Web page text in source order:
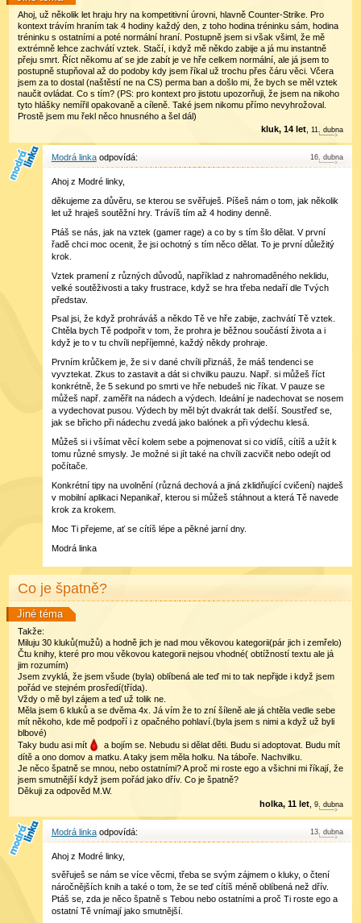
Ahoj, už několik let hraju hry na kompetitivní úrovni, hlavně Counter-Strike. Pro
kontext trávím hraním tak 4 hodiny každý den, z toho hodina tréninku sám, hodina
tréninku s ostatními a poté normální hraní. Postupně jsem si však všiml, že mě
extrémně lehce zachvátí vztek. Stačí, i když mě někdo zabije a já mu instantně
přeju smrt. Říct někomu ať se jde zabít je ve hře celkem normální, ale já jsem to
postupně stupňoval až do podoby kdy jsem říkal už trochu přes čáru věci. Včera
jsem za to dostal (naštěstí ne na CS) perma ban a došlo mi, že bych se měl vztek
naučit ovládat. Co s tím? (PS: pro kontext pro jistotu upozorňuji, že jsem na nikoho
tyto hlášky nemířil opakovaně a cíleně. Také jsem nikomu přímo nevyhrožoval.
Prostě jsem mu řekl něco hnusného a šel dál)
kluk, 14 let ,11. dubna
Modrá linka 16 dubna
Ahoj z Modré linky,
děkujeme za důvěru, se kterou se svěřuješ. Píšeš nám o tom, jak několik
let už hraješ soutěžní hry. Trávíš tím až 4 hodiny denně.
Ptáš se nás, jak na vztek (gamer rage) a co by s tím šlo dělat. V první
řadě chci moc ocenit, že jsi ochotný s tím něco dělat. To je první důležitý
krok.
Vztek pramení z různých důvodů, například z nahromaděného neklidu,
velké soutěživosti a taky frustrace, když se hra třeba nedaří dle Tvých
představ.
Psal jsi, že když prohráváš a někdo Tě ve hře zabije, zachvátí Tě vztek.
Chtěla bych Tě podpořit v tom, že prohra je běžnou součástí života a i
když je to v tu chvíli nepříjemné, každý někdy prohraje.
Prvním krůčkem je, že si v dané chvíli přiznáš, že máš tendenci se
vyvztekat. Zkus to zastavit a dát si chvilku pauzu. Např. si můžeš říct
konkrétně, že 5 sekund po smrti ve hře nebudeš nic říkat. V pauze se
můžeš např. zaměřit na nádech a výdech. Ideální je nadechovat se nosem
a vydechovat pusou. Výdech by měl být dvakrát tak delší. Soustřeď se,
jak se břicho při nádechu zvedá jako balónek a při výdechu klesá.
Můžeš si i všímat věcí kolem sebe a pojmenovat si co vidíš, cítíš a užít k
tomu různé smysly. Je možné si jít také na chvíli zacvičit nebo odejít od
počítače.
Konkrétní tipy na uvolnění (různá dechová a jiná zklidňující cvičení) najdeš
v mobilní aplikaci Nepanikař, kterou si můžeš stáhnout a která Tě navede
krok za krokem.
Moc Ti přejeme, ať se cítíš lépe a pěkné jarní dny.
Modrá linka
Co je špatně?
Jiné téma
Takže:
Miluju 30 kluků(mužů) a hodně jich je nad mou věkovou kategorii(pár jich i zemřelo)
Čtu knihy, které pro mou věkovou kategorii nejsou vhodné( obtížností textu ale já
jim rozumím)
Jsem zvyklá, že jsem všude (byla) oblíbená ale teď mi to tak nepřijde i když jsem
pořád ve stejném prosředí(třída).
Vždy o mě byl zájem a teď už tolik ne.
Měla jsem 6 kluků a se dvěma 4x. Já vím že to zní šíleně ale já chtěla vedle sebe
mít někoho, kde mě podpoří i z opačného pohlaví.(byla jsem s nimi a když už byli
blbové)
Taky budu asi mít
a bojím se. Nebudu si dělat děti. Budu si adoptovat. Budu mít
dítě a ono domov a matku. A taky jsem měla holku. Na táboře. Nachvilku.
Je něco špatně se mnou, nebo ostatními? A proč mi roste ego a všichni mi říkají, že
jsem smutnější když jsem pořád jako dřív. Co je špatně?
Děkuji za odpověd M.W.
holka, 11 let ,9. dubna
Modrá linka 13 dubna
Ahoj z Modré linky,
svěřuješ se nám se více věcmi, třeba se svým zájmem o kluky, o čtení
náročnějších knih a také o tom, že se teď cítíš méně oblíbená než dřív.
Ptáš se, zda je něco špatně s Tebou nebo ostatními a proč Ti roste ego a
ostatní Tě vnímají jako smutnější.